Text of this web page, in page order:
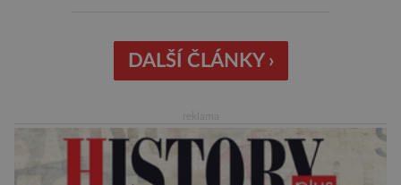
křišťálovou kouli, ze které umělá inteligence
věštila, které technologie v dohledné
Za vším stojí australští výzkumníci, kteří pomocí
umělé inteligence a […]
DALŠÍ ČLÁNKY ›